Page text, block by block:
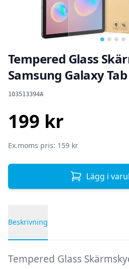
Tempered Glass
Samsung Galaxy
103513394A
Produktinformation
199 kr
Ex.moms pris: 159 kr
Lägg i
Beskrivning
Tempered Glass